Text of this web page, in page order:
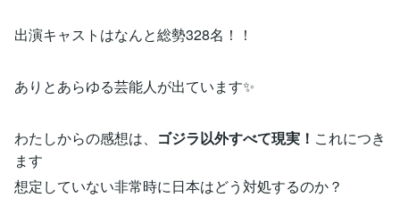
出演キャストはなんと総勢328名！！
ありとあらゆる芸能人が出ています✨
わたしからの感想は、 ゴジラ以外すべて現実！ これにつき
ます
想定していない非常時に日本はどう対処するのか？